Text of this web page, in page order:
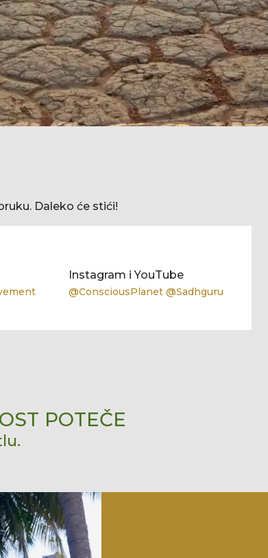
Daleko će stići!
Instagram i YouTube
@ConsciousPlanet @Sadhguru
POTEČE